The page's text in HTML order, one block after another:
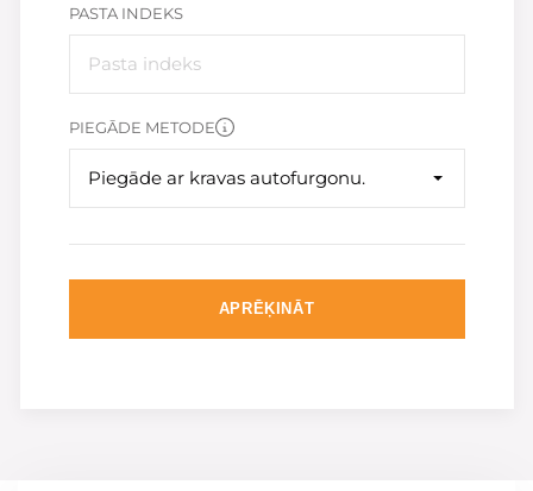
PASTA INDEKS
PIEGĀDE METODE
Piegāde ar kravas autofurgonu.
APRĒĶINĀT